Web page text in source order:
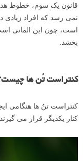
قانون یک سوم، خطوط
نمی رسد که افراد زیادی
است، چون این المانی
بخشد.
کنتراست تُن ها
کنتراست تنُ ها هنگامی
کنار یکدیگر قرار می